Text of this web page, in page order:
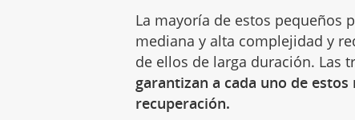
La mayoría de estos pequeños
mediana y alta complejidad y
de ellos de larga duración. Las
garantizan a cada uno de
recuperación.